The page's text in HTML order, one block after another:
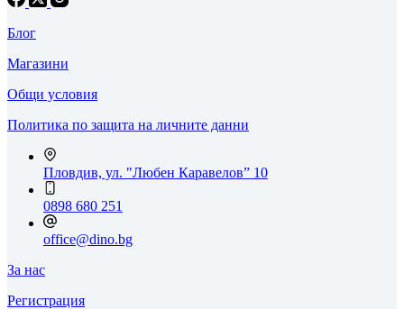
Блог
Магазини
Общи условия
Политика по защита на личните данни
Пловдив, ул. "Любен Каравелов” 10
0898 680 251
office@dino.bg
За нас
Регистрация